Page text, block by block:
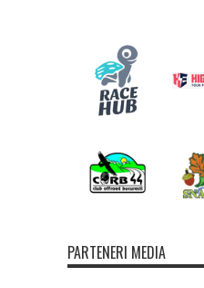
PARTENERI MEDIA